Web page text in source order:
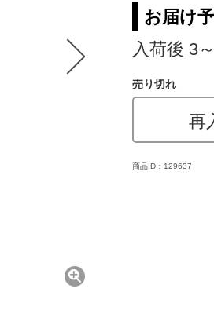
お届け
入荷後 3
売り切れ
再
商品ID：129637